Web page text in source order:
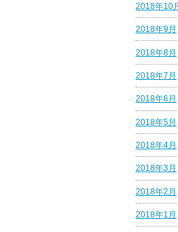
2018年10
2018年9月
2018年8月
2018年7月
2018年6月
2018年5月
2018年4月
2018年3月
2018年2月
2018年1月